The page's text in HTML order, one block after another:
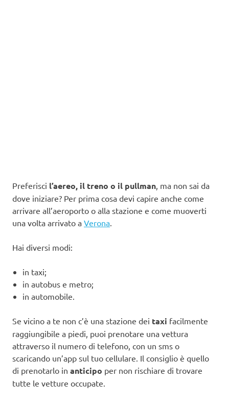
Preferisci l’aereo, il treno o il pullman, ma non sai da
dove iniziare? Per prima cosa devi capire anche come
arrivare all’aeroporto o alla stazione e come muoverti
una volta arrivato a Verona.
Hai diversi modi:
in taxi;
in autobus e metro;
in automobile.
Se vicino a te non c’è una stazione dei taxi facilmente
raggiungibile a piedi, puoi prenotare una vettura
attraverso il numero di telefono, con un sms o
scaricando un’app sul tuo cellulare. Il consiglio è quello
di prenotarlo in anticipo per non rischiare di trovare
tutte le vetture occupate.